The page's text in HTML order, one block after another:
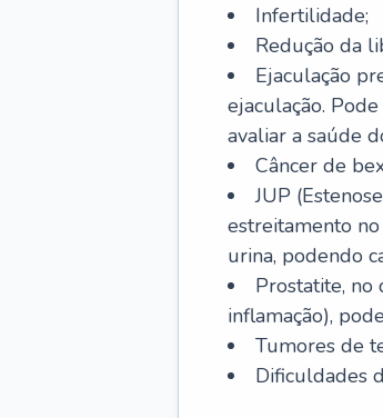
Infertilidade;
Redução da
Ejaculação
ejaculação.
avaliar a saúde
Câncer de
JUP
estreitamento
urina, podendo
Prostatite, no
inflamação),
Tumores de
Dificuldades